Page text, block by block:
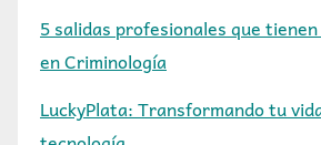
5 salidas profesionales que
en Criminología
LuckyPlata: Transformando tu